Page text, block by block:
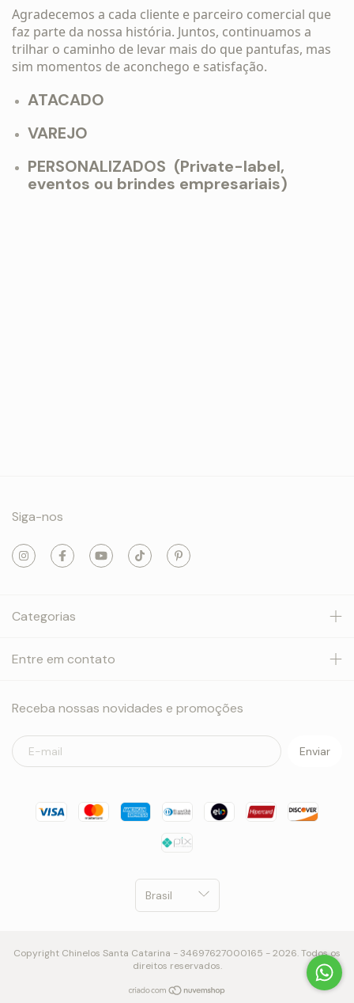
Agradecemos a cada cliente e parceiro comercial que
faz parte da nossa história. Juntos, continuamos a
trilhar o caminho de levar mais do que pantufas, mas
sim momentos de aconchego e satisfação.
ATACADO
VAREJO
PERSONALIZADOS (Private-label,
eventos ou brindes empresariais)
Siga-nos
Categorias
Entre em contato
Receba nossas novidades e promoções
Copyright Chinelos Santa Catarina - 34697627000165 - 2026. Todos os
direitos reservados.